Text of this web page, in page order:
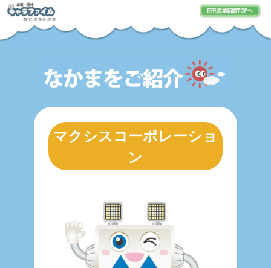
マクシスコーポレーショ
ン